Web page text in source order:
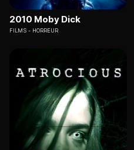
2010 Moby Dick
FILMS HORREUR